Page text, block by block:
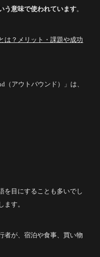
う意味で使われています。
は？メリット・課題や成功
（アウトバウンド）」は、
を目にすることも多いでし
ます。
者が、宿泊や食事、買い物